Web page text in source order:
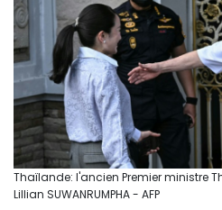
Thaïlande: l'ancien Premier ministre
Lillian SUWANRUMPHA - AFP